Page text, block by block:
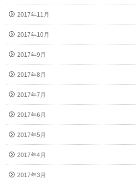
2017年11月
2017年10月
2017年9月
2017年8月
2017年7月
2017年6月
2017年5月
2017年4月
2017年3月